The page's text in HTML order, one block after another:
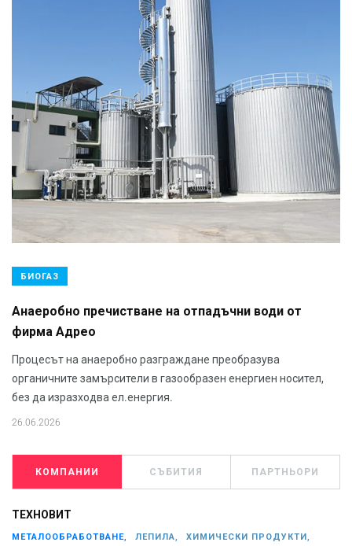
БИОГАЗ
Анаеробно пречистване на отпадъчни води от
фирма Адрео
Процесът на анаеробно разграждане преобразува
органичните замърсители в газообразен енергиен носител,
без да изразходва ел.енергия.
26.06.2026
КОМПАНИИ СЪБИТИЯ ПАРТНЬОРИ
ТЕХНОВИТ
МЕТАЛООБРАБОТВАНЕ, ЛЕПИЛА, ХИМИЧЕСКИ ПРОДУКТИ,